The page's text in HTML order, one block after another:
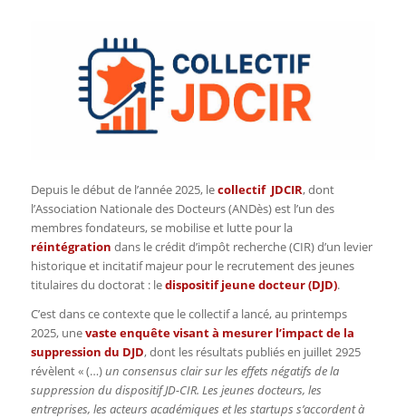
Depuis le début de l’année 2025, lecollectif JDCIR, dont
l’Association Nationale des Docteurs (ANDès) est l’un des
membres fondateurs, se mobilise et lutte pour la
réintégration dans le crédit d’impôt recherche (CIR) d’un levier
historique et incitatif majeur pour le recrutement des jeunes
titulaires du doctorat : ledispositif jeune docteur (DJD).
C’est dans ce contexte que le collectif a lancé, au printemps
2025, unevaste enquête visant à mesurer l’impact de la
suppression du DJD, dont les résultats publiés en juillet 2925
révèlent « (…)un consensus clair sur les effets négatifs de la
suppression du dispositif JD-CIR. Les jeunes docteurs, les
entreprises, les acteurs académiques et les startups s’accordent à